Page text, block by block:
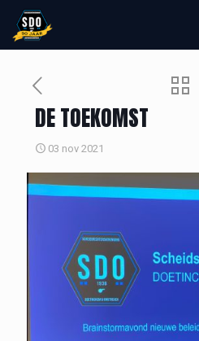
DE TOEKOMST
03 nov 2021